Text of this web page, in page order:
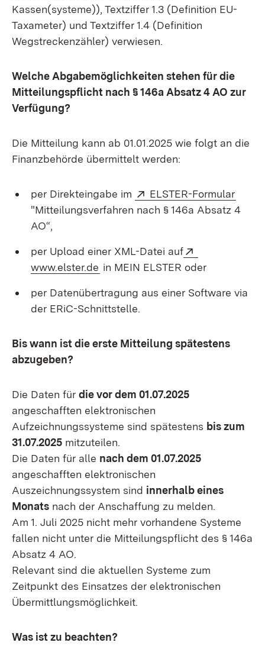
Kassen(systeme)), Textziffer 1.3 (Definition EU-
Taxameter) und Textziffer 1.4 (Definition
Wegstreckenzähler) verwiesen.
Welche Abgabemöglichkeiten stehen für die
Mitteilungspflicht nach § 146a Absatz 4 AO zur
Verfügung?
Die Mitteilung kann ab 01.01.2025 wie folgt an die
Finanzbehörde übermittelt werden:
per Direkteingabe im Extern:
ELSTER-Formular
"Mitteilungsverfahren nach § 146a Absatz 4
AO“,
per Upload einer XML-Datei auf
www.elster.de (Öffnet in neuem Fenster)
in MEIN ELSTER oder
per Datenübertragung aus einer Software via
der ERiC-Schnittstelle.
Bis wann ist die erste Mitteilung spätestens
abzugeben?
Die Daten für die vor dem 01.07.2025
angeschafften elektronischen
Aufzeichnungssysteme sind spätestens bis zum
31.07.2025 mitzuteilen.
Die Daten für alle nach dem 01.07.2025
angeschafften elektronischen
Auszeichnungssystem sind innerhalb eines
Monats nach der Anschaffung zu melden.
Am 1. Juli 2025 nicht mehr vorhandene Systeme
fallen nicht unter die Mitteilungspflicht des § 146a
Absatz 4 AO.
Relevant sind die aktuellen Systeme zum
Zeitpunkt des Einsatzes der elektronischen
Übermittlungsmöglichkeit.
Was ist zu beachten?